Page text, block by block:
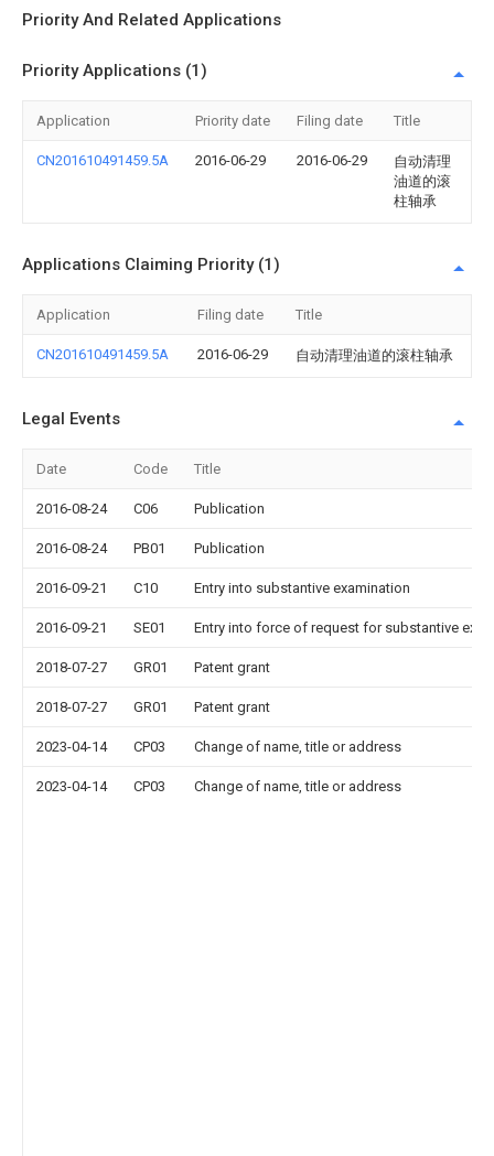
Priority And Related Applications
Priority Applications (1)
Application Priority date Filing date Title
CN201610491459.5A 2016-06-29 2016-06-29
自动清理
油道的滚
柱轴承
Applications Claiming Priority (1)
Application Filing date Title
CN201610491459.5A 2016-06-29 自动清理油道的滚柱轴承
Legal Events
Date Code Title
2016-08-24 C06 Publication
2016-08-24 PB01 Publication
2016-09-21 C10 Entry into substantive examination
2016-09-21 SE01 Entry into force of request for substantive
2018-07-27 GR01 Patent grant
2018-07-27 GR01 Patent grant
2023-04-14 CP03 Change of name, title or address
2023-04-14 CP03 Change of name, title or address